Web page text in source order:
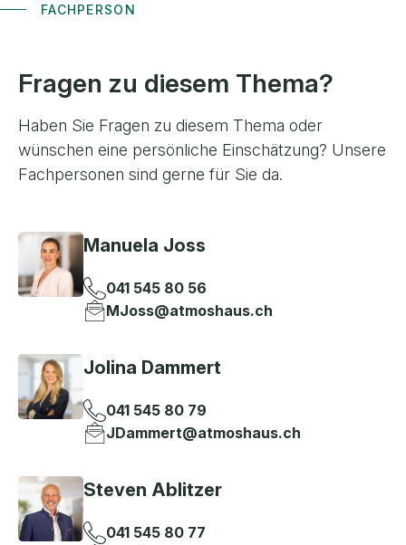
FACHPERSON
Fragen zu diesem Thema?
Haben Sie Fragen zu diesem Thema oder
wünschen eine persönliche Einschätzung? Unsere
Fachpersonen sind gerne für Sie da.
Manuela Joss
041 545 80 56
MJoss@atmoshaus.ch
Jolina Dammert
041 545 80 79
JDammert@atmoshaus.ch
Steven Ablitzer
041 545 80 77